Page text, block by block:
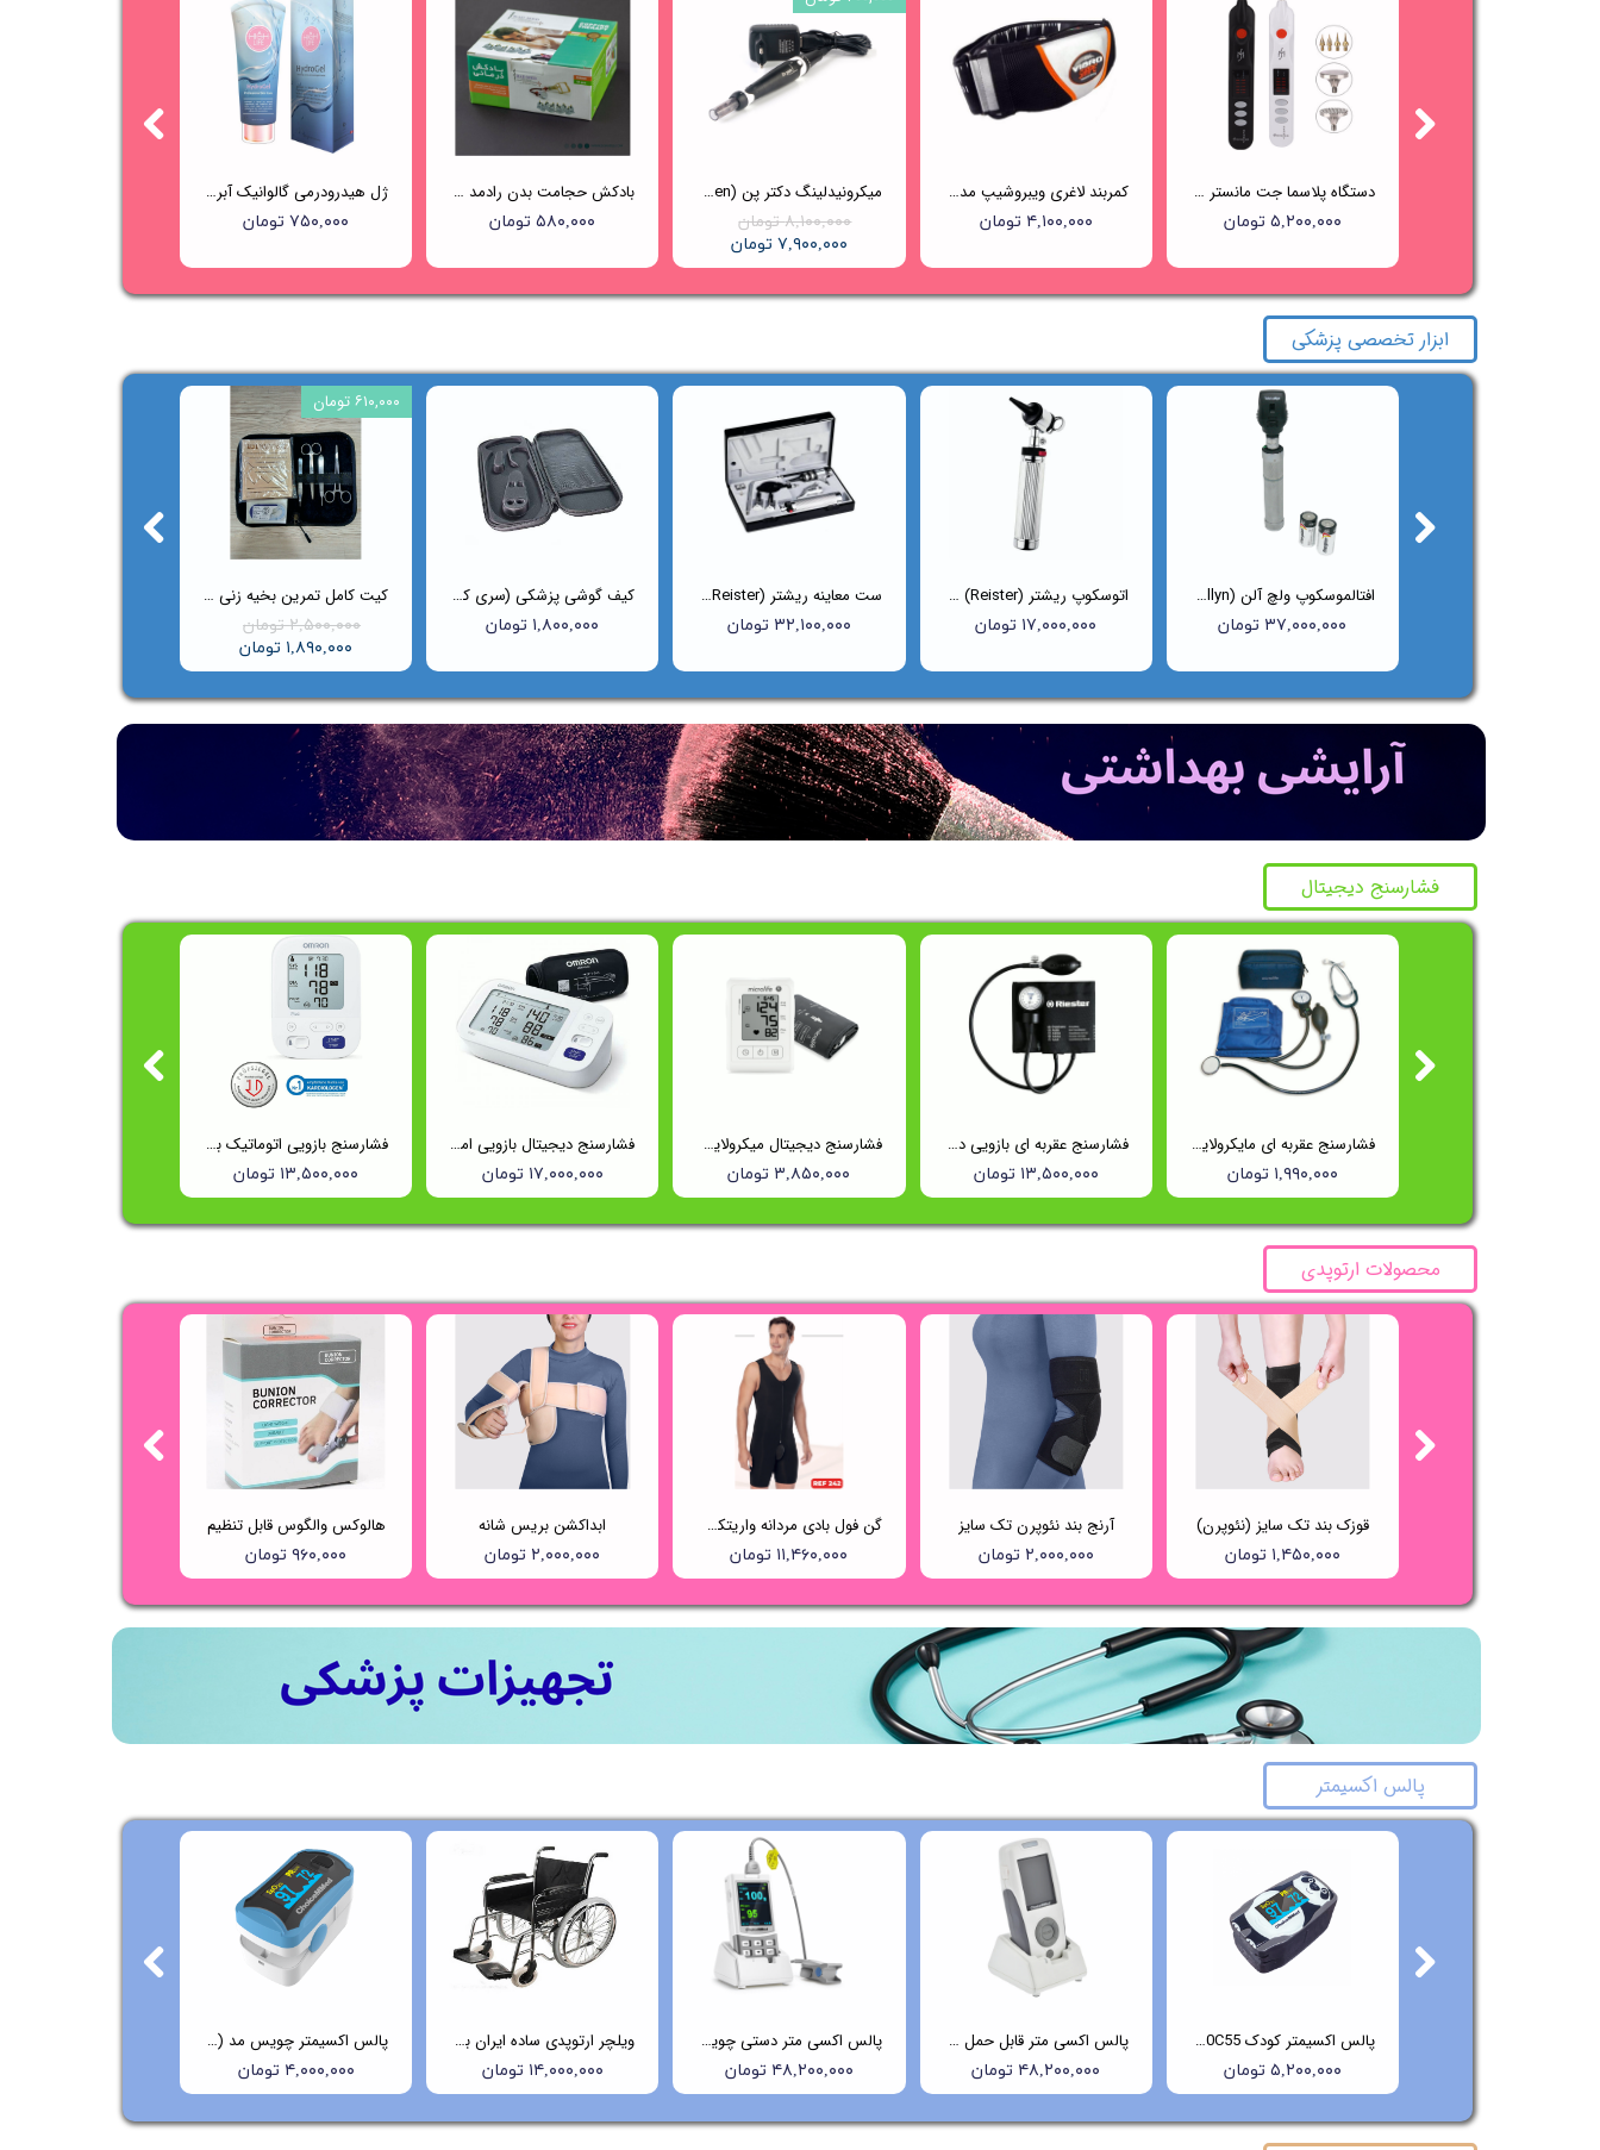
ژل هیدرودرمی گالوانیک آبرسان هایلایف (HIGHLIFE)
۷۵۰,۰۰۰ تومان
بادکش حجامت بدن رادمد - 12 لیوانه
۵۸۰,۰۰۰ تومان
میکرونیدلینگ دکتر پن (Dr.pen) مدل A7
۸,۱۰۰,۰۰۰ تومان
۷,۹۰۰,۰۰۰ تومان
کمربند لاغری ویبروشیپ مدل GPE601
۴,۱۰۰,۰۰۰ تومان
دستگاه پلاسما جت مانستر Beauty Monster
۵,۲۰۰,۰۰۰ تومان
کیت کامل تمرین بخیه‌ زنی Suture Master
۲,۵۰۰,۰۰۰ تومان
۱,۸۹۰,۰۰۰ تومان
۶۱۰,۰۰۰ تومان
کیف گوشی پزشکی (سری کلاسیک)
۱,۸۰۰,۰۰۰ تومان
ست معاینه ریشتر (Reister) مدل 2050
۳۲,۱۰۰,۰۰۰ تومان
اتوسکوپ ریشتر (Reister) مدل Uni-I کد 2010
۱۷,۰۰۰,۰۰۰ تومان
افتالموسکوپ ولچ آلن (Welch Allyn) مدل 11710
۳۷,۰۰۰,۰۰۰ تومان
ابزار تخصصی پزشکی
فشارسنج بازویی اتوماتیک با کاف پهن امرن (OMRON) مدل M3
۱۳,۵۰۰,۰۰۰ تومان
فشارسنج دیجیتال بازویی امرن مدل m6 comfort
۱۷,۰۰۰,۰۰۰ تومان
فشارسنج دیجیتال میکرولایف (Microlife) مدل BP B1 Classic
۳,۸۵۰,۰۰۰ تومان
فشارسنج عقربه ای بازویی دوشلنگه ریشتر (Reister) مدل 1350
۱۳,۵۰۰,۰۰۰ تومان
فشارسنج عقربه ای مایکرولایف (Microlife) مدل BP AG1-20
۱,۹۹۰,۰۰۰ تومان
فشارسنج دیجیتال
جشنواره فروش ویژه به مناسبت روز مادر شروع شد
جشنواره فروش ویژه به مناسبت روز مادر شروع شد
جشنواره فروش ویژه به مناسبت روز مادر شروع شد
هالوکس والگوس قابل تنظیم
۹۶۰,۰۰۰ تومان
ابداکشن بریس شانه
۲,۰۰۰,۰۰۰ تومان
گن فول بادی مردانه واریتکس کد ۲۴۲
۱۱,۴۶۰,۰۰۰ تومان
آرنج بند نئوپرن تک سایز
۲,۰۰۰,۰۰۰ تومان
قوزک بند تک سایز (نئوپرن)
۱,۴۵۰,۰۰۰ تومان
محصولات ارتوپدی
پالس اکسیمتر چویس مد (Choicemmed) مدل C29
۴,۰۰۰,۰۰۰ تومان
ویلچر ارتوپدی ساده ایران بهکار مدل 703
۱۴,۰۰۰,۰۰۰ تومان
پالس اکسی متر دستی چویس مد (Choicemmed) مدل MD300M
۴۸,۲۰۰,۰۰۰ تومان
پالس اکسی متر قابل حمل چویسمد (Choicemmed) مدل MD300K2
۴۸,۲۰۰,۰۰۰ تومان
پالس اکسیمتر کودک ChoiceMMed-MD300C55
۵,۲۰۰,۰۰۰ تومان
پالس اکسیمتر